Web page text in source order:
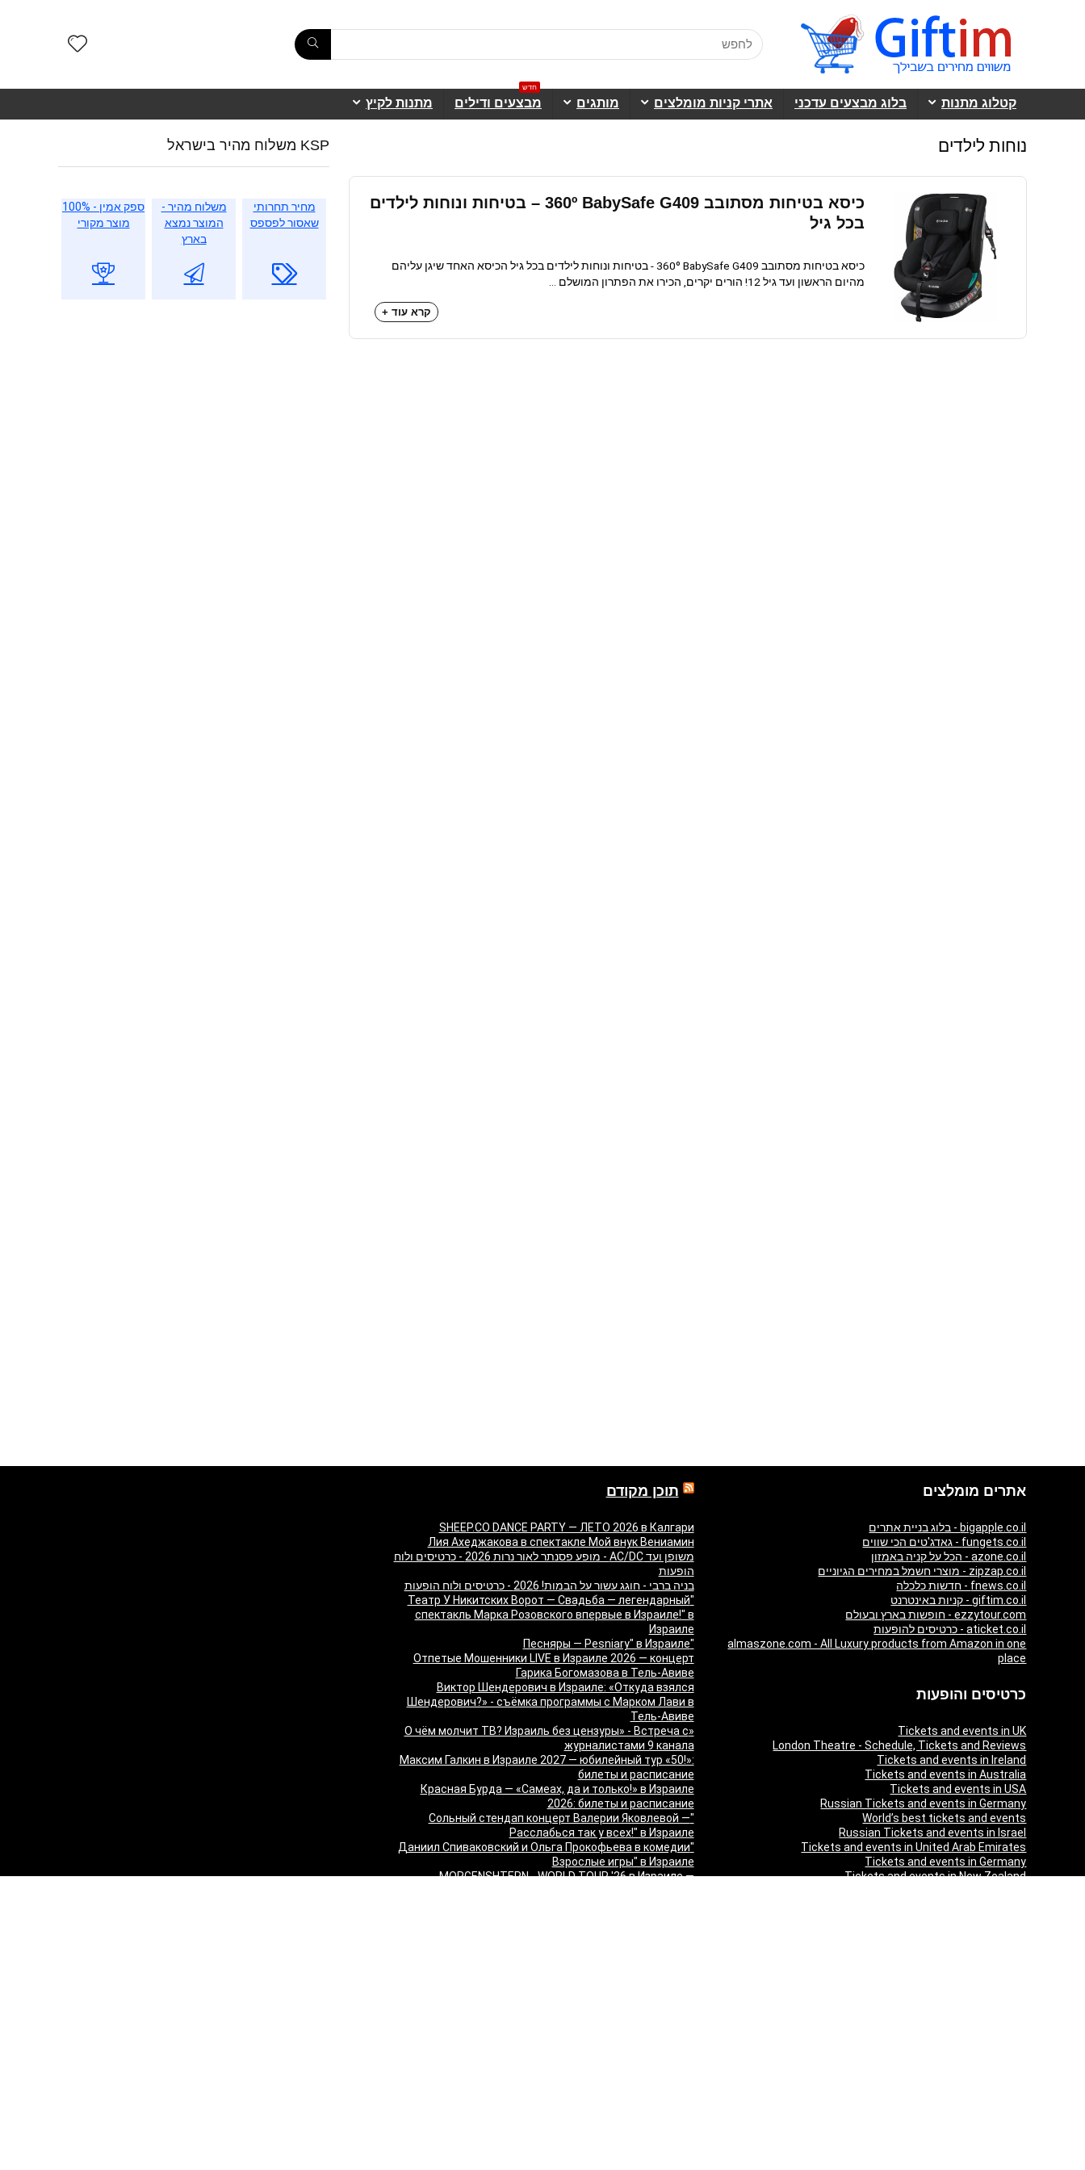
קטלוג מתנות בלוג מבצעים עדכני אתרי קניות מומלצים מותגים מבצעים ודילים
חדש
מתנות לקיץ
נוחות לילדים
כיסא בטיחות מסתובב 360º BabySafe G409 – בטיחות ונוחות לילדים
בכל גיל
כיסא בטיחות מסתובב 360º BabySafe G409 - בטיחות ונוחות לילדים בכל גיל הכיסא האחד שיגן עליהם
מהיום הראשון ועד גיל 12! הורים יקרים, הכירו את הפתרון המושלם ...
קרא עוד +
KSP משלוח מהיר בישראל
מחיר תחרותי
שאסור לפספס
משלוח מהיר -
המוצר נמצא
בארץ
ספק אמין - 100%
מוצר מקורי
אתרים מומלצים
bigapple.co.il - בלוג בניית אתרים
fungets.co.il - גאדג'טים הכי שווים
azone.co.il - הכל על קניה באמזון
zipzap.co.il - מוצרי חשמל במחירים הגיוניים
fnews.co.il - חדשות כלכלה
giftim.co.il - קניות באינטרנט
ezzytour.com - חופשות בארץ ובעולם
aticket.co.il - כרטיסים להופעות
almaszone.com - All Luxury products from Amazon in one
place
כרטיסים והופעות
Tickets and events in UK
London Theatre - Schedule, Tickets and Reviews
Tickets and events in Ireland
Tickets and events in Australia
Tickets and events in USA
Russian Tickets and events in Germany
World’s best tickets and events
Russian Tickets and events in Israel
Tickets and events in United Arab Emirates
Tickets and events in Germany
Tickets and events in New Zealand
תוכן מקודם
SHEEP.CO DANCE PARTY — ЛЕТО 2026 в Калгари
Лия Ахеджакова в спектакле Мой внук Вениамин
משופן ועד AC/DC - מופע פסנתר לאור נרות 2026 - כרטיסים ולוח
הופעות
בניה ברבי - חוגג עשור על הבמות! 2026 - כרטיסים ולוח הופעות
"Театр У Никитских Ворот — Свадьба — легендарный
спектакль Марка Розовского впервые в Израиле!" в
Израиле
"Песняры — Pesniary" в Израиле
Отпетые Мошенники LIVE в Израиле 2026 — концерт
Гарика Богомазова в Тель-Авиве
Виктор Шендерович в Израиле: «Откуда взялся
Шендерович?» - съёмка программы с Марком Лави в
Тель-Авиве
«О чём молчит ТВ? Израиль без цензуры» - Встреча с
журналистами 9 канала
Максим Галкин в Израиле 2027 — юбилейный тур «50!»:
билеты и расписание
Красная Бурда — «Самеах, да и только!» в Израиле
2026: билеты и расписание
"Сольный стендап концерт Валерии Яковлевой —
Расслабься так у всех!" в Израиле
"Даниил Спиваковский и Ольга Прокофьева в комедии
Взрослые игры" в Израиле
MORGENSHTERN - WORLD TOUR '26 в Израиле —